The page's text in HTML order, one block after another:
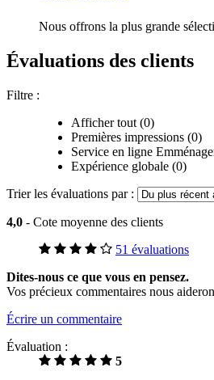
Nous offrons la plus grande
Évaluations des clients
Filtre :
Afficher tout (0)
Premières impressions (0)
Service en ligne
Expérience globale (0)
Trier les évaluations par :
4,0 - Cote moyenne des clients
51 évaluations
Dites-nous ce que vous en pensez.
Vos précieux commentaires nous
Écrire un commentaire
Évaluation :
5